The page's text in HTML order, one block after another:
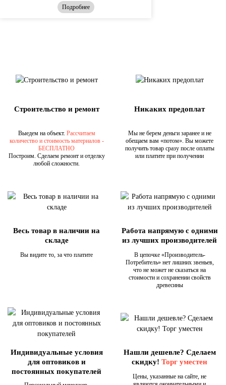
Подробнее
Строительство и ремонт
Выедем на объект. Рассчитаем
количество и стоимость материалов -
БЕСПЛАТНО
Построим. Сделаем ремонт и отделку
любой сложности.
Никаких предоплат
Мы не берем деньги заранее и не
обещаем вам «потом». Вы можете
получить товар сразу после оплаты
или платите при получении
Весь товар в наличии на
складе
Вы видите то, за что платите
Работа напрямую с одними
из лучших производителей
В цепочке «Производитель-
Потребитель» нет лишних звеньев,
что не может не сказаться на
стоимости и сохранении свойств
древесины
Индивидуальные условия
для оптовиков и
постоянных покупателей
Нашли дешевле? Сделаем
скидку! Торг уместен
Цены, указанные на сайте, не